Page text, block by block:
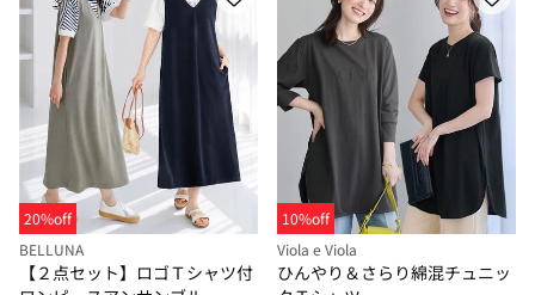
20%off
BELLUNA
【２点セット】ロゴＴシャツ付
10%off
Viola e Viola
ひんやり＆さらり綿混チュニッ